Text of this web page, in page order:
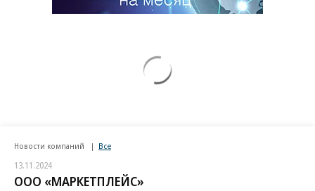
Новости компаний Все
13.11.2024
ООО «МАРКЕТПЛЕЙС»